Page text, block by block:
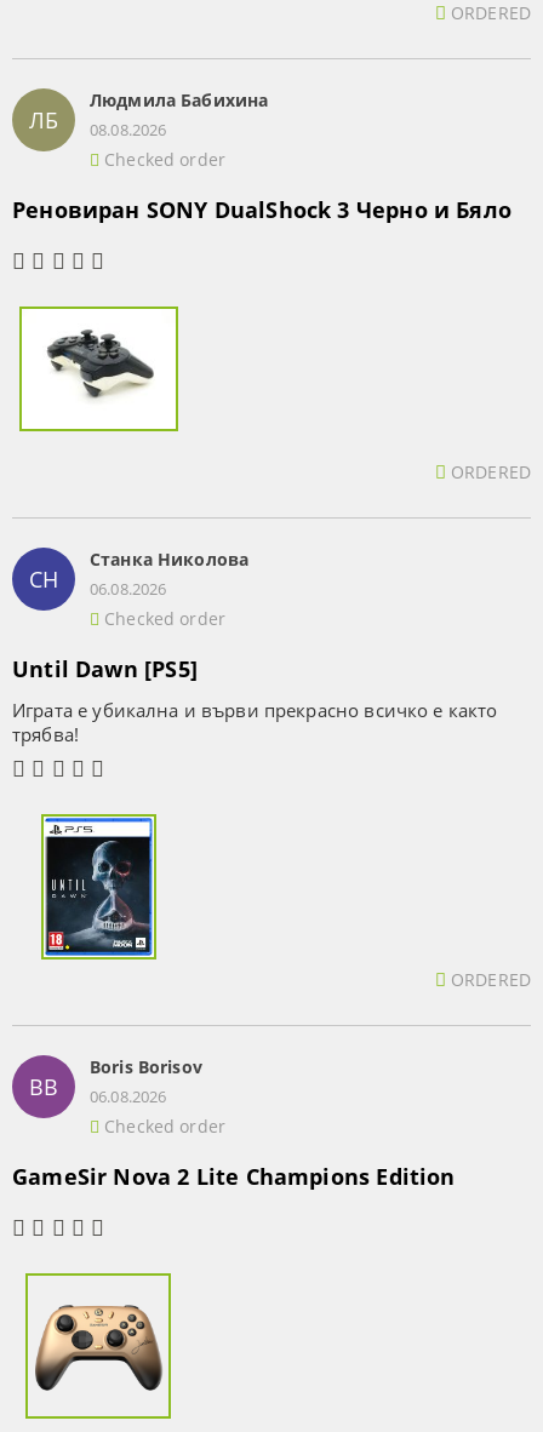
ORDERED
ЛБ
Людмила Бабихина
08.08.2026
Checked order
Реновиран SONY DualShock 3 Черно и Бяло
ORDERED
СН
Станка Николова
06.08.2026
Checked order
Until Dawn [PS5]
Играта е убикална и върви прекрасно всичко е както
трябва!
ORDERED
BB
Boris Borisov
06.08.2026
Checked order
GameSir Nova 2 Lite Champions Edition